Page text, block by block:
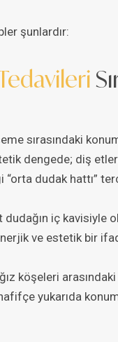
şunlardır:
sırasındaki
dengede; diş
dudak hattı”
dudağın iç kavisiyle
ve estetik bir
köşeleri arasındaki
yukarıda